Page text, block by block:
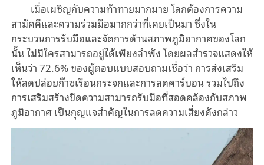
เมื่อเผชิญกับความท้าทายมากมาย โลกต้องการความ
สามัคคีและความร่วมมือมากกว่าที่เคยเป็นมา ซึ่งใน
กระบวนการรับมือและจัดการด้านสภาพภูมิอากาศของโลก
นั้น ไม่มีใครสามารถอยู่ได้เพียงลำพัง โดยผลสำรวจแสดงให้
เห็นว่า 72.6% ของผู้ตอบแบบสอบถามเชื่อว่า การส่งเสริม
ให้ลดปล่อยก๊าซเรือนกระจกและการลดคาร์บอน รวมไปถึง
การเสริมสร้างขีดความสามารถรับมือที่สอดคล้องกับสภาพ
ภูมิอากาศ เป็นกุญแจสำคัญในการลดความเสี่ยงดังกล่าว